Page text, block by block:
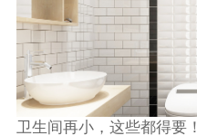
卫生间再小，这些都得要！